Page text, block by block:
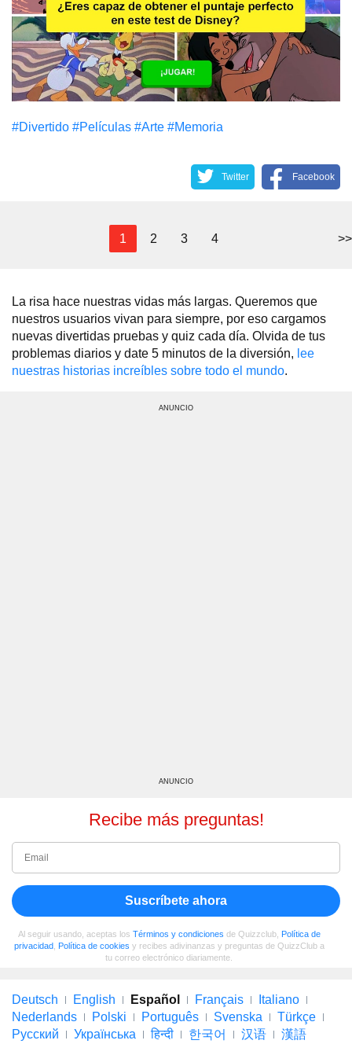
#Divertido #Películas #Arte #Memoria
Twitter Facebook
1 2 3 4 >>
La risa hace nuestras vidas más largas. Queremos que
nuestros usuarios vivan para siempre, por eso cargamos
nuevas divertidas pruebas y quiz cada día. Olvida de tus
problemas diarios y date 5 minutos de la diversión, lee
nuestras historias increíbles sobre todo el mundo.
ANUNCIO
ANUNCIO
Recibe más preguntas!
Suscríbete ahora
Al seguir usando, aceptas los Términos y condiciones de Quizzclub, Política de
privacidad, Política de cookies y recibes adivinanzas y preguntas de QuizzClub a
tu correo electrónico diariamente.
Deutsch English Español Français
Italiano
Nederlands
Polski Português Svenska
Türkçe
Русский
Українська हिन्दी 한국어 汉语 漢語